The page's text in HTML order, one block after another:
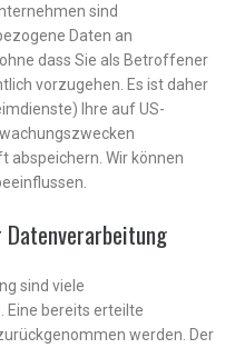
sind
Daten an
dass Sie als Betroffener
vorzugehen. Es ist daher
Ihre auf US-
abspeichern. Wir können
sind viele
Eine bereits erteilte
werden. Der